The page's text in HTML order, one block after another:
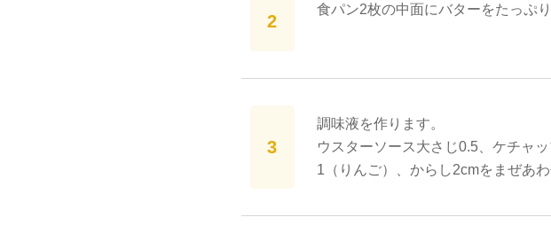
食パン2枚の中面にバターをたっぷり
調味液を作ります。
ウスターソース大さじ0.5、ケチャ
1（りんご）、からし2cmをまぜあわ